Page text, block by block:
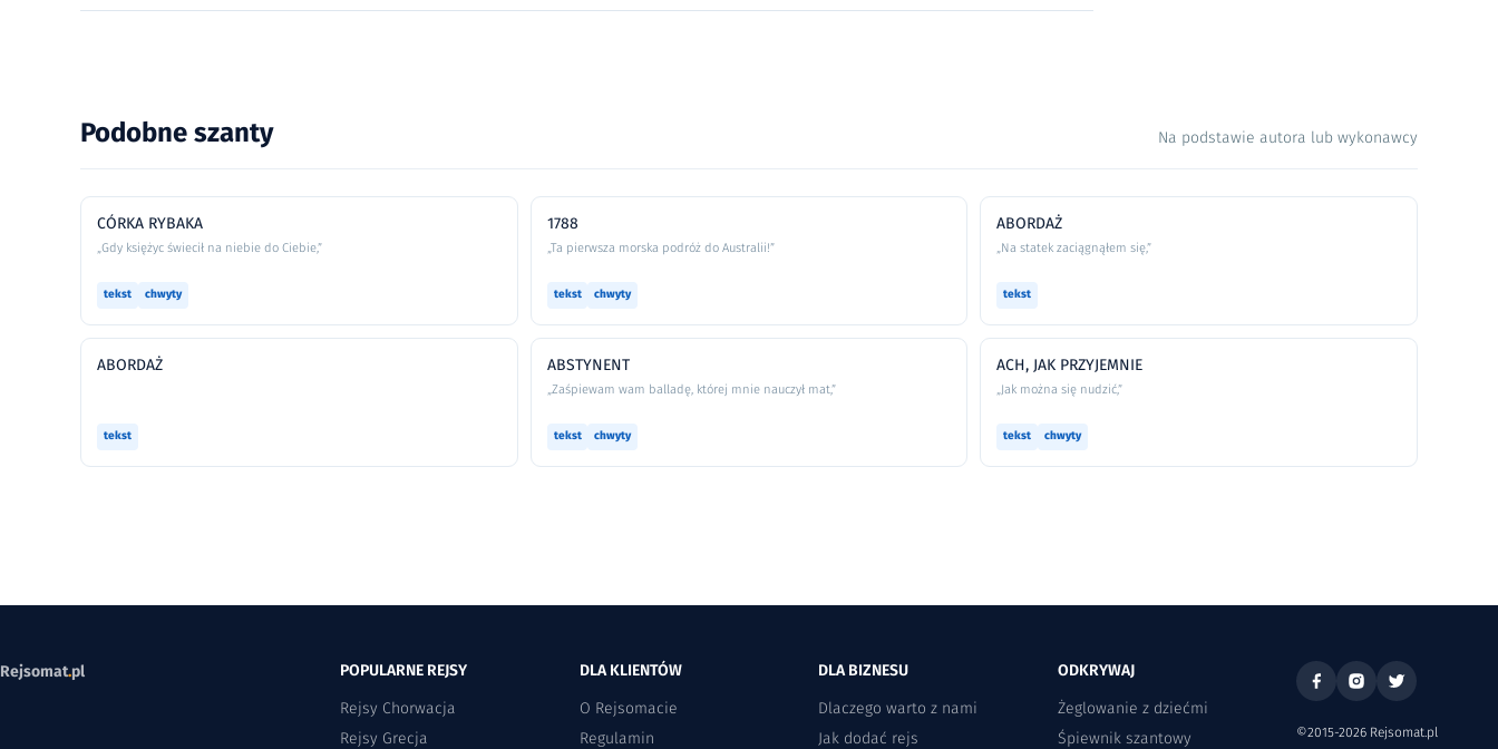
Podobne szanty Na podstawie autora lub wykonawcy
CÓRKA RYBAKA
„Gdy księżyc świecił na niebie do Ciebie,”
tekst chwyty
1788
„Ta pierwsza morska podróż do Australii!”
tekst chwyty
ABORDAŻ
„Na statek zaciągnąłem się,”
tekst
ABORDAŻ
tekst
ABSTYNENT
„Zaśpiewam wam balladę, której mnie nauczył mat,”
tekst chwyty
ACH, JAK PRZYJEMNIE
„Jak można się nudzić,”
tekst chwyty
Rejsomat.pl
POPULARNE REJSY
Rejsy Chorwacja
Rejsy Grecja
DLA KLIENTÓW
O Rejsomacie
Regulamin
DLA BIZNESU
Dlaczego warto z nami
Jak dodać rejs
ODKRYWAJ
Żeglowanie z dziećmi
Śpiewnik szantowy
©2015-2026 Rejsomat.pl